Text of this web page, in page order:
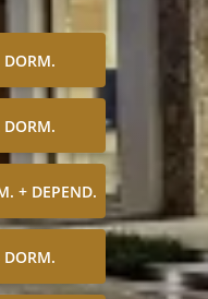
DORM.
DORM.
+ DEPEND.
DORM.